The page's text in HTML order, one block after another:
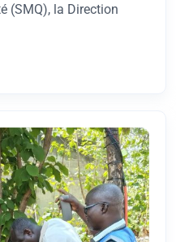
(SMQ), la Direction